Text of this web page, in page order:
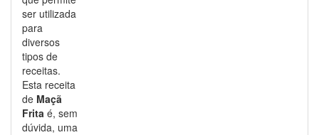
ser utilizada
para
diversos
tipos de
receitas.
Esta receita
de Maçã
Frita é, sem
dúvida, uma